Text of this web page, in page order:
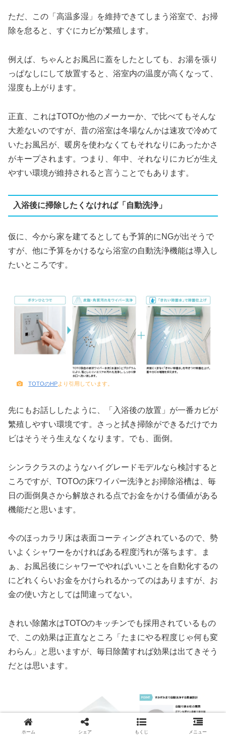
ただ、この「高温多湿」を維持できてしまう浴室で、お掃
除を怠ると、すぐにカビが繁殖します。
例えば、ちゃんとお風呂に蓋をしたとしても、お湯を張り
っぱなしにして放置すると、浴室内の温度が高くなって、
湿度も上がります。
正直、これはTOTOか他のメーカーか、で比べてもそんな
大差ないのですが、昔の浴室は冬場なんかは速攻で冷めて
いたお風呂が、暖房を使わなくてもそれなりにあったかさ
がキープされます。つまり、年中、それなりにカビが生え
やすい環境が維持されると言うことでもあります。
入浴後に掃除したくなければ「自動洗浄」
仮に、今から家を建てるとしても予算的にNGが出そうで
すが、他に予算をかけるなら浴室の自動洗浄機能は導入し
たいところです。
TOTOのHPより引用しています。
先にもお話ししたように、「入浴後の放置」が一番カビが
繁殖しやすい環境です。さっと拭き掃除ができるだけでカ
ビはそうそう生えなくなります。でも、面倒。
シンラクラスのようなハイグレードモデルなら検討すると
ころですが、TOTOの床ワイパー洗浄とお掃除浴槽は、毎
日の面倒臭さから解放される点でお金をかける価値がある
機能だと思います。
今のほっカラリ床は表面コーティングされているので、勢
いよくシャワーをかければある程度汚れが落ちます。ま
ぁ、お風呂後にシャワーでやればいいことを自動化するの
にどれくらいお金をかけられるかってのはありますが、お
金の使い方としては間違ってない。
きれい除菌水はTOTOのキッチンでも採用されているもの
で、この効果は正直なところ「たまにやる程度じゃ何も変
わらん」と思いますが、毎日除菌すれば効果は出てきそう
だとは思います。
ホーム シェア もくじ メニュー